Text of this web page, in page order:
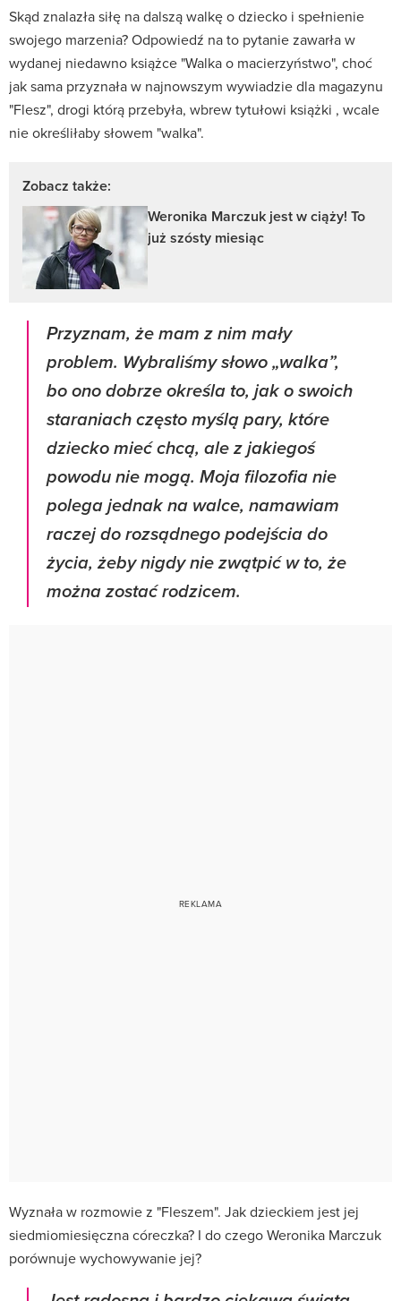
Skąd znalazła siłę na dalszą walkę o dziecko i spełnienie
swojego marzenia? Odpowiedź na to pytanie zawarła w
wydanej niedawno książce "Walka o macierzyństwo", choć
jak sama przyznała w najnowszym wywiadzie dla magazynu
"Flesz", drogi którą przebyła, wbrew tytułowi książki , wcale
nie określiłaby słowem "walka".
Zobacz także:
Weronika Marczuk jest w ciąży! To
już szósty miesiąc
Przyznam, że mam z nim mały
problem. Wybraliśmy słowo „walka”,
bo ono dobrze określa to, jak o swoich
staraniach często myślą pary, które
dziecko mieć chcą, ale z jakiegoś
powodu nie mogą. Moja filozofia nie
polega jednak na walce, namawiam
raczej do rozsądnego podejścia do
życia, żeby nigdy nie zwątpić w to, że
można zostać rodzicem.
Wyznała w rozmowie z "Fleszem". Jak dzieckiem jest jej
siedmiomiesięczna córeczka? I do czego Weronika Marczuk
porównuje wychowywanie jej?